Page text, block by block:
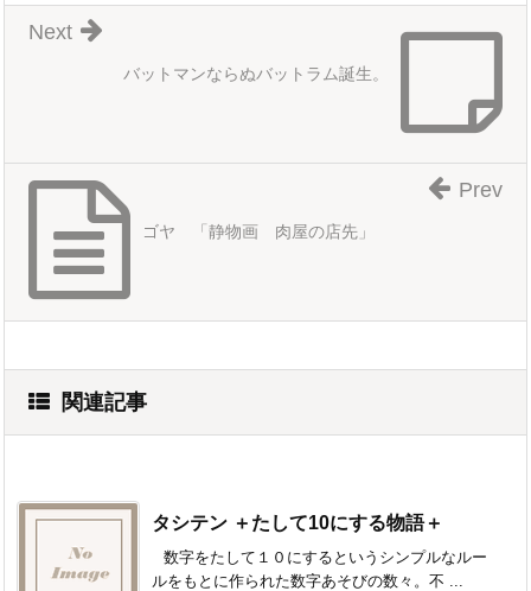
バットマンならぬバットラム誕生。
Next
ゴヤ 「静物画 肉屋の店先」
Prev
関連記事
タシテン ＋たして10にする物語＋
数字をたして１０にするというシンプルなルー
ルをもとに作られた数字あそびの数々。不 ...